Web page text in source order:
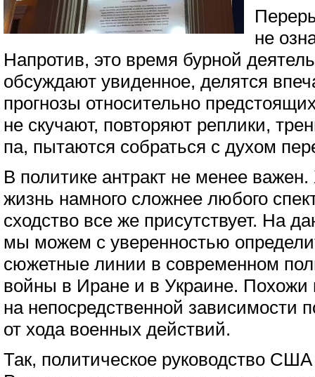
не
Напротив, это время бурной
обсуждают увиденное, делятся
прогнозы относительно
не скучают, повторяют реплики,
па, пытаются собраться с духом
В политике антракт не менее
жизнь намного сложнее любого
сходство все же присутствует. На
мы можем с уверенностью
сюжетные линии в современном
войны в Иране и в Украине.
на непосредственной зависимости
от хода военных действий.
Так, политическое руководство